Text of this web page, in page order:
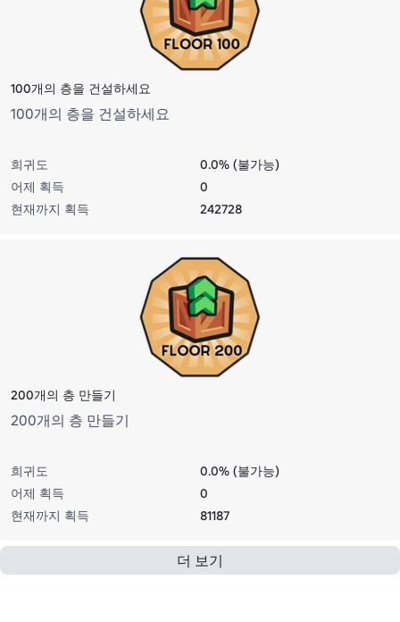
100개의 층을 건설하세요
100개의 층을 건설하세요
희귀도
0.0% (불가능)
어제 획득
0
현재까지 획득
242728
200개의 층 만들기
200개의 층 만들기
희귀도
0.0% (불가능)
어제 획득
0
현재까지 획득
81187
더 보기